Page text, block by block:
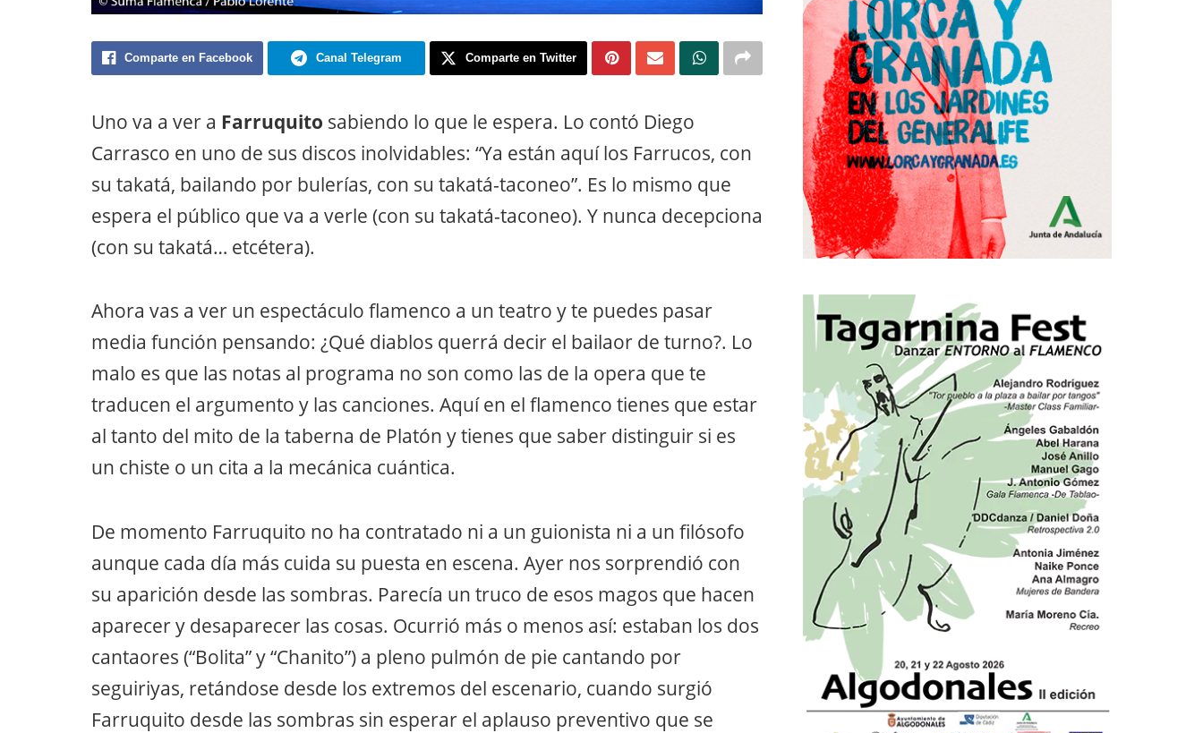
Comparte en Facebook Canal Telegram Comparte en Twitter
Uno va a ver a Farruquito sabiendo lo que le espera. Lo contó Diego
Carrasco en uno de sus discos inolvidables: “Ya están aquí los Farrucos, con
su takatá, bailando por bulerías, con su takatá-taconeo”. Es lo mismo que
espera el público que va a verle (con su takatá-taconeo). Y nunca decepciona
(con su takatá… etcétera).
Ahora vas a ver un espectáculo flamenco a un teatro y te puedes pasar
media función pensando: ¿Qué diablos querrá decir el bailaor de turno?. Lo
malo es que las notas al programa no son como las de la opera que te
traducen el argumento y las canciones. Aquí en el flamenco tienes que estar
al tanto del mito de la taberna de Platón y tienes que saber distinguir si es
un chiste o un cita a la mecánica cuántica.
De momento Farruquito no ha contratado ni a un guionista ni a un filósofo
aunque cada día más cuida su puesta en escena. Ayer nos sorprendió con
su aparición desde las sombras. Parecía un truco de esos magos que hacen
aparecer y desaparecer las cosas. Ocurrió más o menos así: estaban los dos
cantaores (“Bolita” y “Chanito”) a pleno pulmón de pie cantando por
seguiriyas, retándose desde los extremos del escenario, cuando surgió
Farruquito desde las sombras sin esperar el aplauso preventivo que se